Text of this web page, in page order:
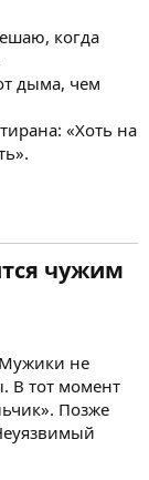
когда
дыма, чем
«Хоть на
чужим
Мужики не
В тот момент
Позже